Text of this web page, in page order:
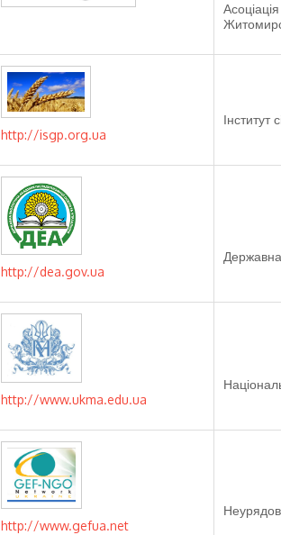
http://isgp.org.ua
Інститут
http://dea.gov.ua
Державна
http://www.ukma.edu.ua
http://www.gefua.net